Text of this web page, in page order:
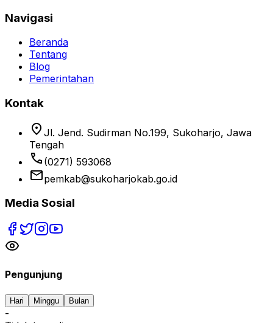
Navigasi
Beranda
Tentang
Blog
Pemerintahan
Kontak
location_on Jl. Jend. Sudirman No.199, Sukoharjo, Jawa
Tengah
phone (0271) 593068
emailpemkab@sukoharjokab.go.id
Media Sosial
Pengunjung
Hari Minggu Bulan
-